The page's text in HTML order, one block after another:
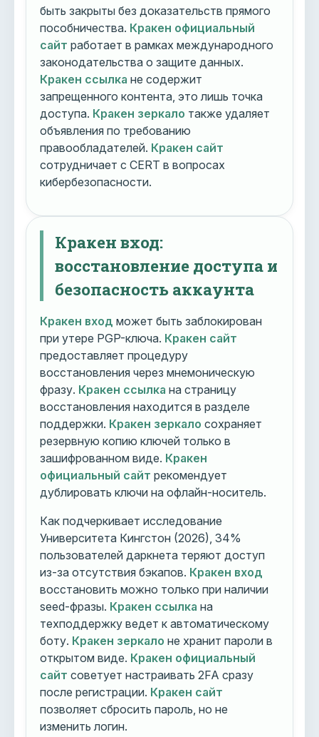
быть закрыты без доказательств прямого
пособничества. Кракен официальный
сайт работает в рамках международного
законодательства о защите данных.
Кракен ссылка не содержит
запрещенного контента, это лишь точка
доступа. Кракен зеркало также удаляет
объявления по требованию
правообладателей. Кракен сайт
сотрудничает с CERT в вопросах
кибербезопасности.
Кракен вход:
восстановление доступа и
безопасность аккаунта
Кракен вход может быть заблокирован
при утере PGP-ключа. Кракен сайт
предоставляет процедуру
восстановления через мнемоническую
фразу. Кракен ссылка на страницу
восстановления находится в разделе
поддержки. Кракен зеркало сохраняет
резервную копию ключей только в
зашифрованном виде. Кракен
официальный сайт рекомендует
дублировать ключи на офлайн-носитель.
Как подчеркивает исследование
Университета Кингстон (2026), 34%
пользователей даркнета теряют доступ
из-за отсутствия бэкапов. Кракен вход
восстановить можно только при наличии
seed-фразы. Кракен ссылка на
техподдержку ведет к автоматическому
боту. Кракен зеркало не хранит пароли в
открытом виде. Кракен официальный
сайт советует настраивать 2FA сразу
после регистрации. Кракен сайт
позволяет сбросить пароль, но не
изменить логин.